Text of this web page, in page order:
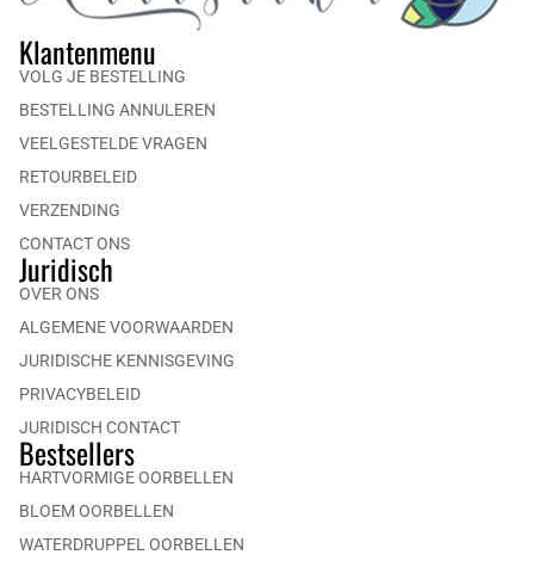
Klantenmenu
VOLG JE BESTELLING
BESTELLING ANNULEREN
VEELGESTELDE VRAGEN
RETOURBELEID
VERZENDING
CONTACT ONS
Juridisch
OVER ONS
ALGEMENE VOORWAARDEN
JURIDISCHE KENNISGEVING
PRIVACYBELEID
JURIDISCH CONTACT
Bestsellers
HARTVORMIGE OORBELLEN
BLOEM OORBELLEN
WATERDRUPPEL OORBELLEN